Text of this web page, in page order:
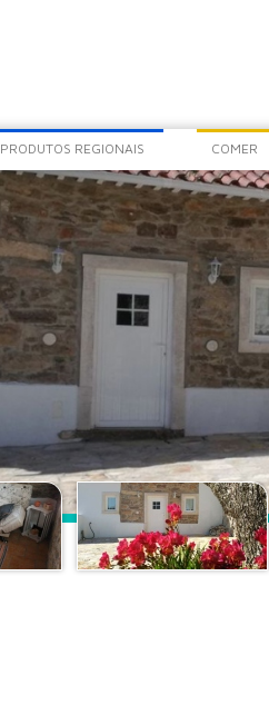
PRODUTOS REGIONAIS COMER